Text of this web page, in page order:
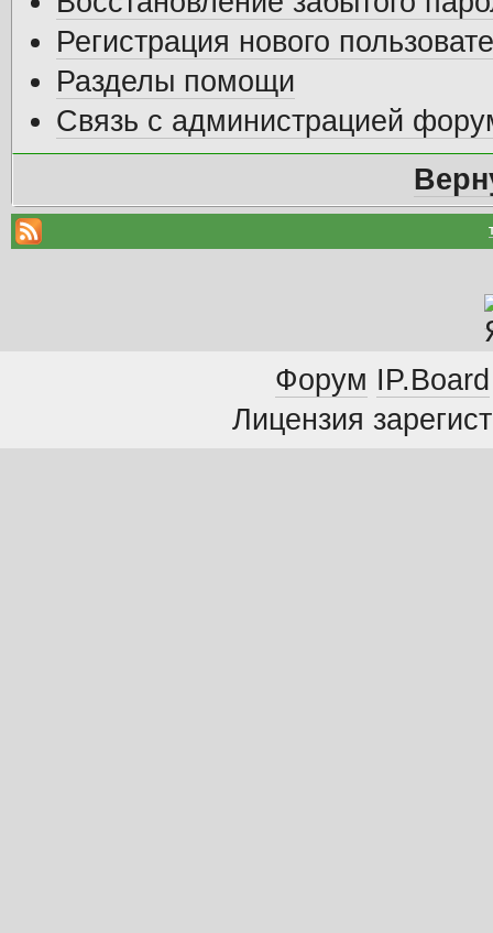
Регистрация нового
Разделы помощи
Связь с администрацией
Форум IP.Board
Лицензия